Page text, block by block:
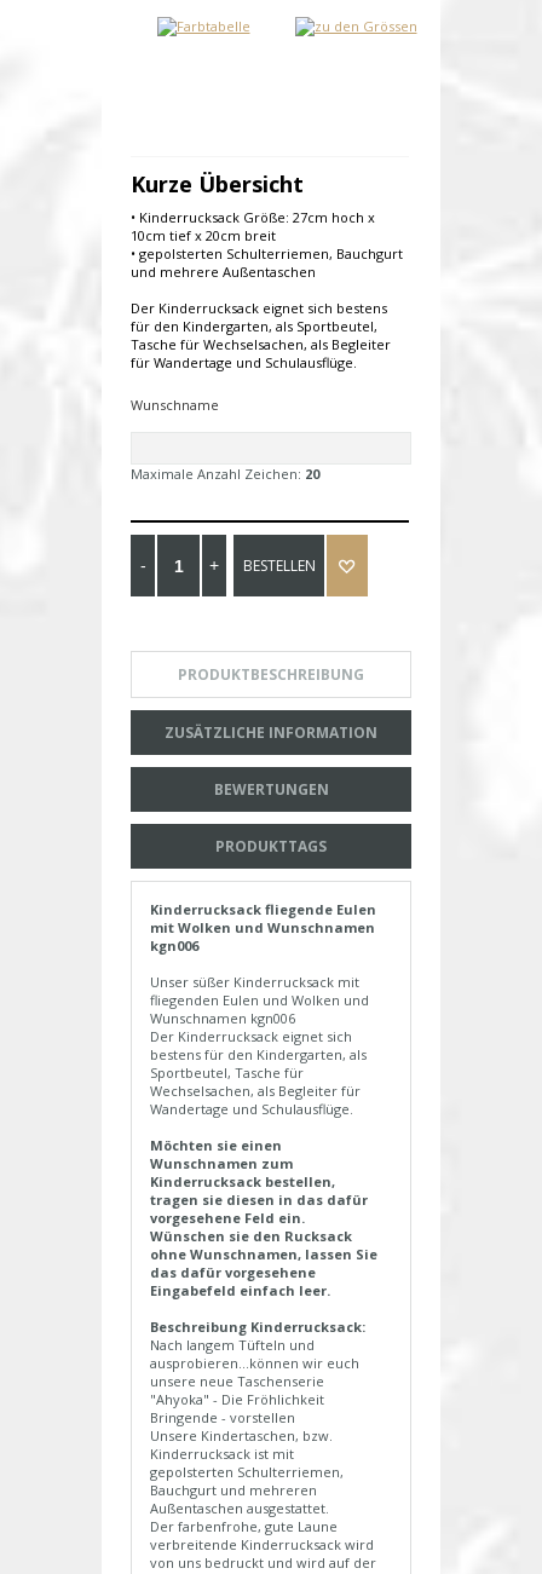
Kurze Übersicht
• Kinderrucksack Größe: 27cm hoch x
10cm tief x 20cm breit
• gepolsterten Schulterriemen, Bauchgurt
und mehrere Außentaschen
Der Kinderrucksack eignet sich bestens
für den Kindergarten, als Sportbeutel,
Tasche für Wechselsachen, als Begleiter
für Wandertage und Schulausflüge.
Wunschname
Maximale Anzahl Zeichen: 20
BESTELLEN
PRODUKTBESCHREIBUNG
ZUSÄTZLICHE INFORMATION
BEWERTUNGEN
PRODUKTTAGS
Kinderrucksack fliegende Eulen
mit Wolken und Wunschnamen
kgn006
Unser süßer Kinderrucksack mit
fliegenden Eulen und Wolken und
Wunschnamen kgn006
Der Kinderrucksack eignet sich
bestens für den Kindergarten, als
Sportbeutel, Tasche für
Wechselsachen, als Begleiter für
Wandertage und Schulausflüge.
Möchten sie einen
Wunschnamen zum
Kinderrucksack bestellen,
tragen sie diesen in das dafür
vorgesehene Feld ein.
Wünschen sie den Rucksack
ohne Wunschnamen, lassen Sie
das dafür vorgesehene
Eingabefeld einfach leer.
Beschreibung Kinderrucksack:
Nach langem Tüfteln und
ausprobieren...können wir euch
unsere neue Taschenserie
"Ahyoka" - Die Fröhlichkeit
Bringende - vorstellen
Unsere Kindertaschen, bzw.
Kinderrucksack ist mit
gepolsterten Schulterriemen,
Bauchgurt und mehreren
Außentaschen ausgestattet.
Der farbenfrohe, gute Laune
verbreitende Kinderrucksack wird
von uns bedruckt und wird auf der